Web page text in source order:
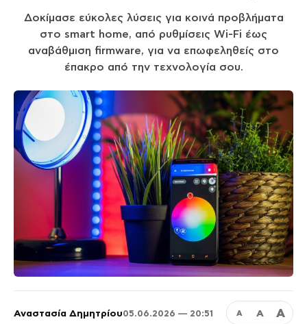
Δοκίμασε εύκολες λύσεις για κοινά προβλήματα
στο smart home, από ρυθμίσεις Wi‑Fi έως
αναβάθμιση firmware, για να επωφεληθείς στο
έπακρο από την τεχνολογία σου.
Αναστασία Δημητρίου05.06.2026 — 20:51 Α Α Α